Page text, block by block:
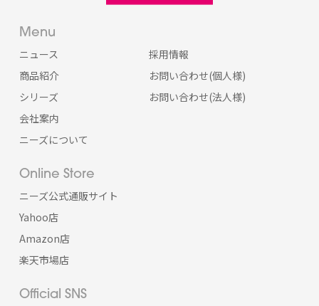
Menu
ニュース
商品紹介
シリーズ
会社案内
ニーズについて
採用情報
お問い合わせ(個人様)
お問い合わせ(法人様)
Online Store
ニーズ公式通販サイト
Yahoo店
Amazon店
楽天市場店
Official SNS